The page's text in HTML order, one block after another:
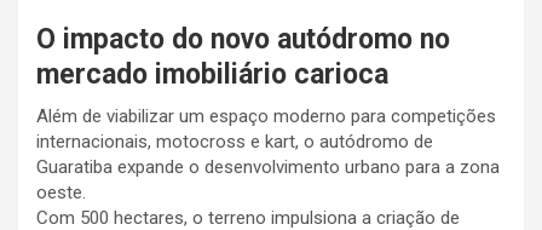
O impacto do novo autódromo no
mercado imobiliário carioca
Além de viabilizar um espaço moderno para competições
internacionais, motocross e kart, o autódromo de
Guaratiba expande o desenvolvimento urbano para a zona
oeste.
Com 500 hectares, o terreno impulsiona a criação de